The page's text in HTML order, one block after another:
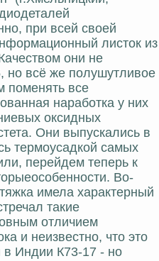
при всей своей
листок из
они не
но всё же полушутливое
поменять все
наработка у них
оксидных
Они выпускались в
термоусадкой самых
перейдем теперь к
Во-
имела характерный
такие
отличием
и неизвестно, что это
в Индии К73-17 - но